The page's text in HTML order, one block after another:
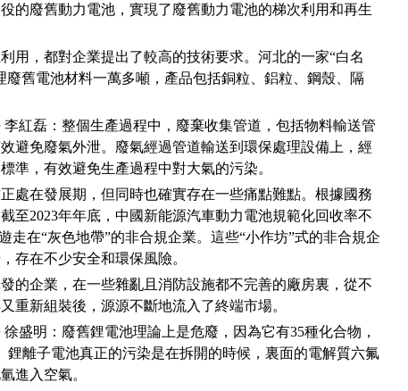
的廢舊動力電池，實現了廢舊動力電池的梯次利用和再生
用，都對企業提出了較高的技術要求。河北的一家“白名
舊電池材料一萬多噸，產品包括銅粒、鋁粒、鋼殼、隔
紅磊：整個生產過程中，廢棄收集管道，包括物料輸送管
避免廢氣外泄。廢氣經過管道輸送到環保處理設備上，經
準，有效避免生產過程中對大氣的污染。
處在發展期，但同時也確實存在一些痛點難點。根據國務
至2023年年底，中國新能源汽車動力電池規範化回收率不
走在“灰色地帶”的非合規企業。這些“小作坊”式的非合規企
存在不少安全和環保風險。
的企業，在一些雜亂且消防設施都不完善的廠房裏，從不
重新組裝後，源源不斷地流入了終端市場。
盛明：廢舊鋰電池理論上是危廢，因為它有35種化合物，
鋰離子電池真正的污染是在拆開的時候，裏面的電解質六氟
進入空氣。